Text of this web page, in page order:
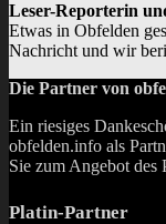
Leser-Reporterin
Etwas in Obfelden
Nachricht und wir
Die Partner von
Ein riesiges
obfelden.info als
Sie zum Angebot des
Platin-Partner